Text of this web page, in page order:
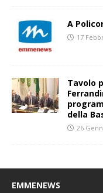
A
17
Tavolo
della
26
EMMENEWS